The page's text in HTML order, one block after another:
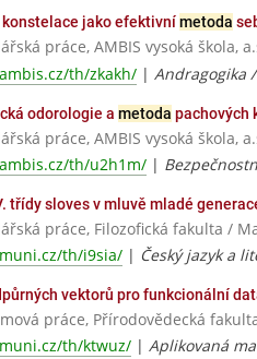
jako efektivnímetoda
práce, AMBIS vysoká škola,
th/zkakh/ | Andragogika
odorologie a metoda pachových
práce, AMBIS vysoká škola,
th/u2h1m/ |
třídy sloves v mluvě mladé
práce, Filozofická fakulta /
th/i9sia/ | Český jazyk a
vektorů pro funkcionální
práce, Přírodovědecká
th/ktwuz/ | Aplikovaná